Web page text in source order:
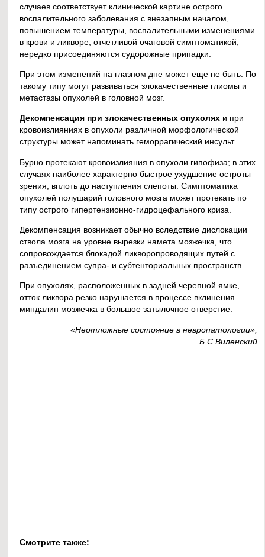
случаев соответствует клинической картине острого
воспалительного заболевания с внезапным началом,
повышением температуры, воспалительными изменениями
в крови и ликворе, отчетливой очаговой симптоматикой;
нередко присоединяются судорожные припадки.
При этом изменений на глазном дне может еще не быть. По
такому типу могут развиваться злокачественные глиомы и
метастазы опухолей в головной мозг.
Декомпенсация при злокачественных опухолях и при
кровоизлияниях в опухоли различной морфологической
структуры может напоминать геморрагический инсульт.
Бурно протекают кровоизлияния в опухоли гипофиза; в этих
случаях наиболее характерно быстрое ухудшение остроты
зрения, вплоть до наступления слепоты. Симптоматика
опухолей полушарий головного мозга может протекать по
типу острого гипертензионно-гидроцефального криза.
Декомпенсация возникает обычно вследствие дислокации
ствола мозга на уровне вырезки намета мозжечка, что
сопровождается блокадой ликворопроводящих путей с
разъединением супра- и субтенториальных пространств.
При опухолях, расположенных в задней черепной ямке,
отток ликвора резко нарушается в процессе вклинения
миндалин мозжечка в большое затылочное отверстие.
«Неотложные состояние в невропатологии»,
Б.С.Виленский
Смотрите также: